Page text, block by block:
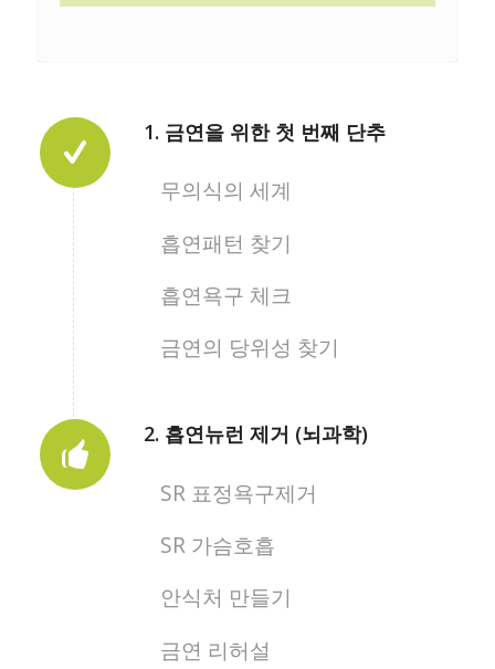
1. 금연을 위한 첫 번째 단추
무의식의 세계
흡연패턴 찾기
흡연욕구 체크
금연의 당위성 찾기
2. 흡연뉴런 제거 (뇌과학)
SR 표정욕구제거
SR 가슴호흡
안식처 만들기
금연 리허설